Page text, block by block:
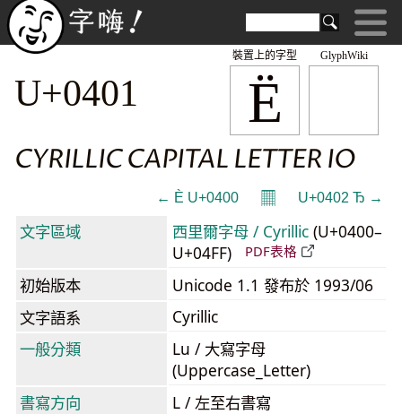
GlyphWiki
Ё
裝置上的字型
U+0401
CYRILLIC CAPITAL LETTER IO
← Ѐ U+0400 𝄜 U+0402 Ђ →
文字區域 西里爾字母 / Cyrillic (U+0400–
U+04FF)
PDF表格
初始版本
Unicode 1.1 發布於 1993/06
文字語系
Cyrillic
一般分類
Lu / 大寫字母
(Uppercase_Letter)
書寫方向
L / 左至右書寫